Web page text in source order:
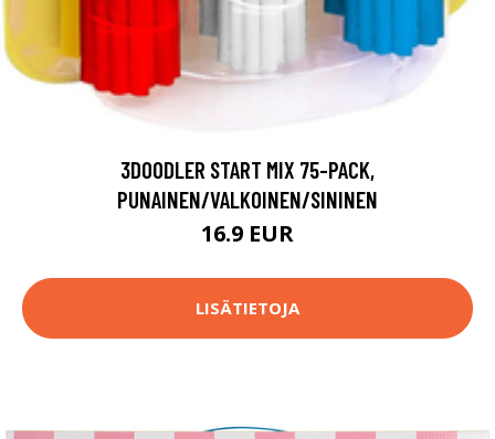
3DOODLER START MIX 75-PACK,
PUNAINEN/VALKOINEN/SININEN
16.9 EUR
LISÄTIETOJA